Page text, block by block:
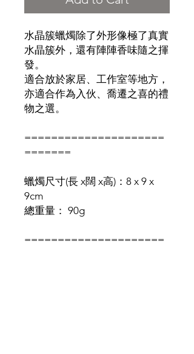
水晶簇蠟燭除了外形像極了真實
水晶簇外，還有陣陣香味隨之揮
發。
適合放於家居、工作室等地方，
亦適合作為入伙、喬遷之喜的禮
物之選。
=====================
=======
蠟燭尺寸(長 x闊 x高)：8 x 9 x
9cm
總重量： 90g
=====================